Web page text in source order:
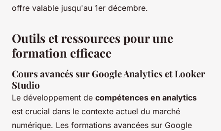
offre valable jusqu'au 1er décembre.
Outils et ressources pour une
formation efficace
Cours avancés sur Google Analytics et Looker
Studio
Le développement de compétences en analytics
est crucial dans le contexte actuel du marché
numérique. Les formations avancées sur Google